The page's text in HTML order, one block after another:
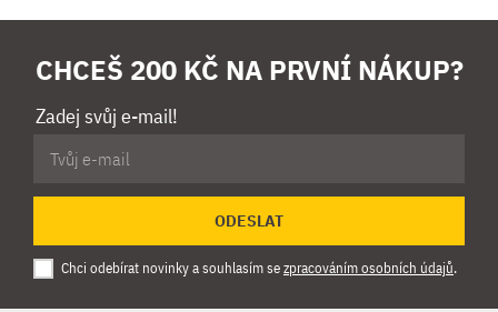
CHCEŠ 200 KČ NA PRVNÍ NÁKUP?
Zadej svůj e-mail!
ODESLAT
Chci odebírat novinky a souhlasím sezpracováním osobních údajů.